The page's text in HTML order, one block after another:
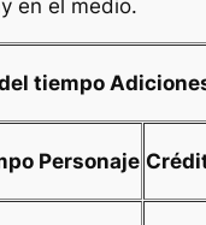
en el medio.
tiempo
Personaje